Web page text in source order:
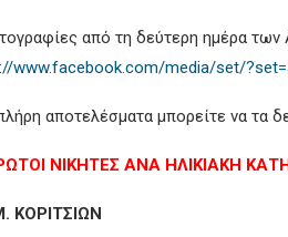
από τη δεύτερη ημέρα των
www.facebook.com/media/set/
αποτελέσματα μπορείτε να τα
ΝΙΚΗΤΕΣ ΑΝΑ ΗΛΙΚΙΑΚΗ
ΚΟΡΙΤΣΙΩΝ